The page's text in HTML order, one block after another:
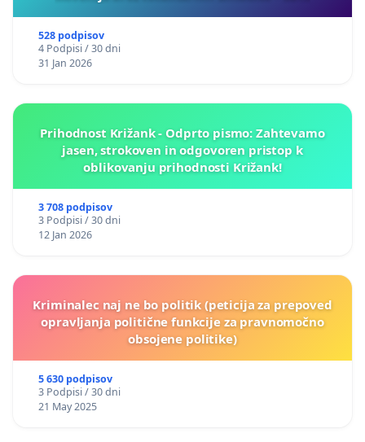
528 podpisov
4 Podpisi / 30 dni
31 Jan 2026
Prihodnost Križank - Odprto pismo: Zahtevamo
jasen, strokoven in odgovoren pristop k
oblikovanju prihodnosti Križank!
3 708 podpisov
3 Podpisi / 30 dni
12 Jan 2026
Kriminalec naj ne bo politik (peticija za prepoved
opravljanja politične funkcije za pravnomočno
obsojene politike)
5 630 podpisov
3 Podpisi / 30 dni
21 May 2025